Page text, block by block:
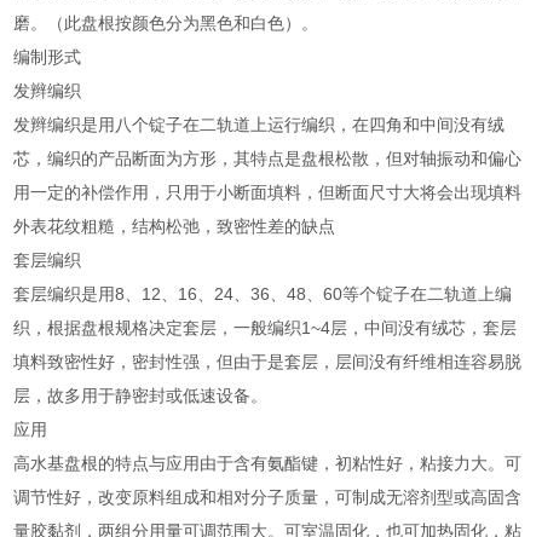
磨。（此盘根按颜色分为黑色和白色）。
编制形式
发辫编织
发辫编织是用八个锭子在二轨道上运行编织，在四角和中间没有绒
芯，编织的产品断面为方形，其特点是盘根松散，但对轴振动和偏心
用一定的补偿作用，只用于小断面填料，但断面尺寸大将会出现填料
外表花纹粗糙，结构松弛，致密性差的缺点
套层编织
套层编织是用8、12、16、24、36、48、60等个锭子在二轨道上编
织，根据盘根规格决定套层，一般编织1~4层，中间没有绒芯，套层
填料致密性好，密封性强，但由于是套层，层间没有纤维相连容易脱
层，故多用于静密封或低速设备。
应用
高水基盘根的特点与应用由于含有氨酯键，初粘性好，粘接力大。可
调节性好，改变原料组成和相对分子质量，可制成无溶剂型或高固含
量胶黏剂，两组分用量可调范围大。可室温固化，也可加热固化，粘